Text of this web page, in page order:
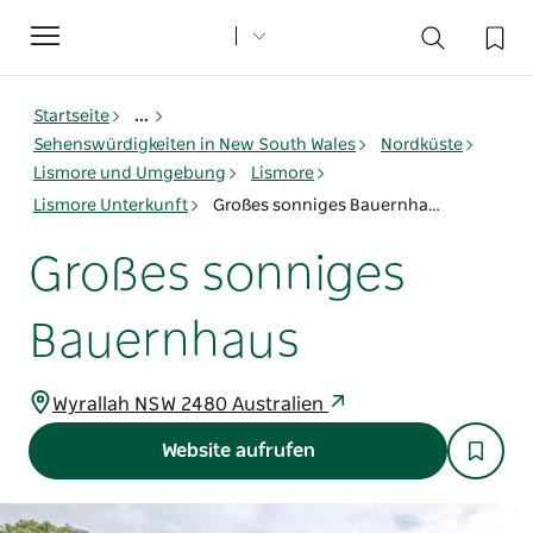
Toggle
navigation
Startseite
...
Sehenswürdigkeiten in New South Wales
Nordküste
Lismore und Umgebung
Lismore
Lismore Unterkunft
Großes sonniges Bauernhaus
Großes sonniges
Bauernhaus
Wyrallah NSW 2480 Australien
Website aufrufen